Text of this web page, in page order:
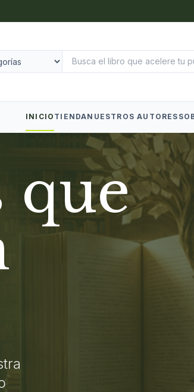
INICIO TIENDANUESTROS AUTORES
que